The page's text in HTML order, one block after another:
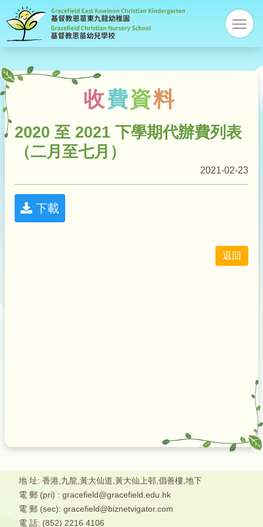
res
督
教
苗
幼
收費資料
2020 至 2021 下學期代辦費列表
（二月至七月）
2021-02-23
下載
返回
地 址: 香港,九龍,黃大仙道,黃大仙上邨,倡善樓,地下
電 郵 (pri) : gracefield@gracefield.edu.hk
電 郵 (sec): gracefield@biznetvigator.com
電 話: (852) 2216 4106